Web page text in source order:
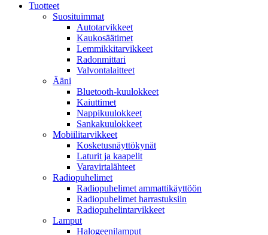
Tuotteet
Suosituimmat
Autotarvikkeet
Kaukosäätimet
Lemmikkitarvikkeet
Radonmittari
Valvontalaitteet
Ääni
Bluetooth-kuulokkeet
Kaiuttimet
Nappikuulokkeet
Sankakuulokkeet
Mobiilitarvikkeet
Kosketusnäyttökynät
Laturit ja kaapelit
Varavirtalähteet
Radiopuhelimet
Radiopuhelimet ammattikäyttöön
Radiopuhelimet harrastuksiin
Radiopuhelintarvikkeet
Lamput
Halogeenilamput